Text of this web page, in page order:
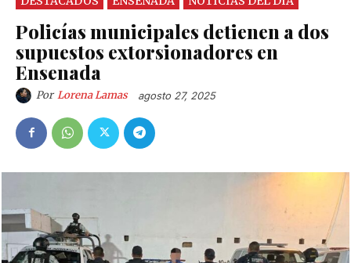
DESTACADOS ENSENADA NOTICIAS DEL DÍA
Policías municipales detienen a dos
supuestos extorsionadores en
Ensenada
Por Lorena Lamas agosto 27, 2025